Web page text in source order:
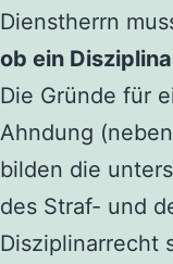
Dienstherrn
ob ein
Die Gründe für
Ahndung
bilden die
des Straf- und
Disziplinarrecht